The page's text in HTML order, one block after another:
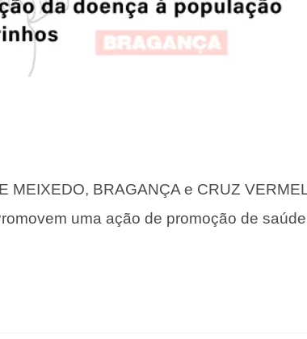
MEIXEDO, BRAGANÇA e CRUZ
uma ação de promoção de